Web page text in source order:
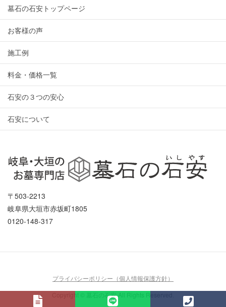
墓石の石安トップページ
お客様の声
施工例
料金・価格一覧
石安の３つの安心
石安について
〒503-2213
岐阜県大垣市赤坂町1805
0120-148-317
プライバシーポリシー（個人情報保護方針）
Copyright © 墓石の石安 All Rights Reserved.